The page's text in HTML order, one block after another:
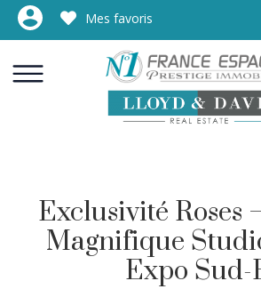
Mes favoris
Exclusivité Roses
Magnifique
Expo Sud-